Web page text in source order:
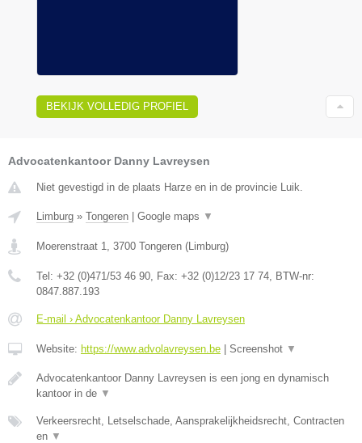
BEKIJK VOLLEDIG PROFIEL
Advocatenkantoor Danny Lavreysen
Niet gevestigd in de plaats Harze en in de provincie Luik.
Limburg » Tongeren Google maps ▼
Moerenstraat 1 3700 Tongeren ( Limburg)
Tel: +32 (0)471/53 46 90 , Fax: +32 (0)12/23 17 74 , BTW-nr:
0847.887.193
E-mail › Advocatenkantoor Danny Lavreysen
Website: https://www.advolavreysen.be Screenshot ▼
Advocatenkantoor Danny Lavreysen is een jong en dynamisch
kantoor in de ▼
Verkeersrecht, Letselschade, Aansprakelijkheidsrecht, Contracten
en ▼